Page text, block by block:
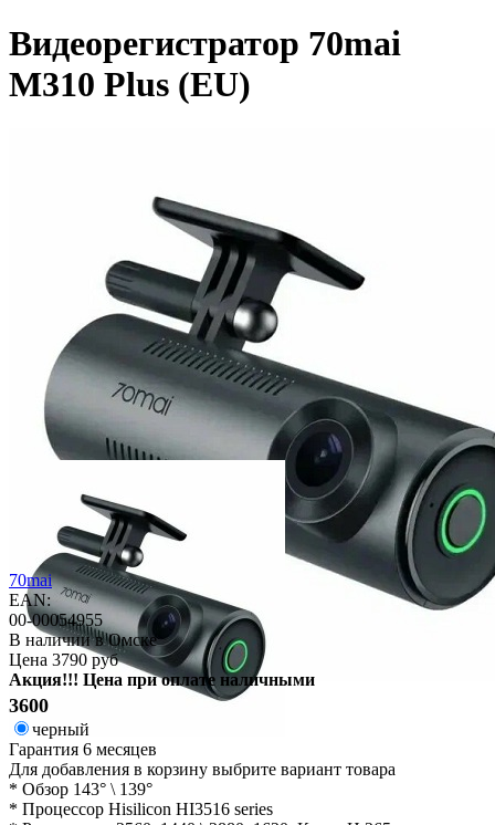
Видеорегистратор 70mai
M310 Plus (EU)
70mai
EAN:
00-00054955
В наличии в Омске
Цена 3790 руб
Акция!!! Цена при оплате наличными
3600
черный
Гарантия 6 месяцев
Для добавления в корзину выбрите вариант товара
* Обзор 143° \ 139°
* Процессор Hisilicon HI3516 series